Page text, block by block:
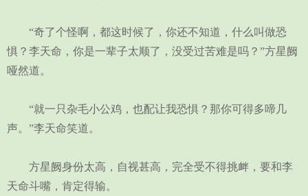
“奇了个怪啊，都这时候了，你还不知道，什么叫做恐
惧？李天命，你是一辈子太顺了，没受过苦难是吗？”方星阙
哑然道。
“就一只杂毛小公鸡，也配让我恐惧？那你可得多啼几
声。”李天命笑道。
方星阙身份太高，自视甚高，完全受不得挑衅，要和李
天命斗嘴，肯定得输。